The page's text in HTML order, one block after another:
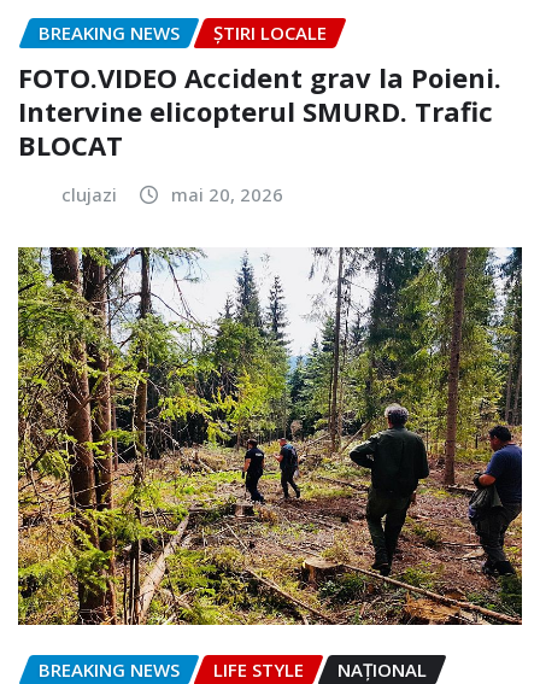
BREAKING NEWS ȘTIRI LOCALE
FOTO.VIDEO Accident grav la Poieni.
Intervine elicopterul SMURD. Trafic
BLOCAT
clujazi mai 20, 2026
BREAKING NEWS LIFE STYLE NAŢIONAL